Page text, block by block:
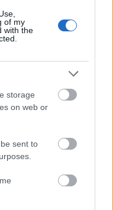
of my
with the
storage
on web or
sent to
Η παρούσα
, μια επιλογή
όσο πιο
: «Της φτώχειας
«Για το
στο
και νέους
να με
Η